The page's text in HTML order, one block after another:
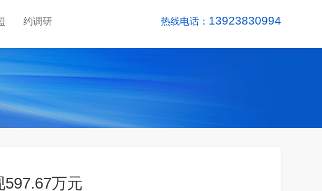
约调研 热线电话： 13923830994
万元